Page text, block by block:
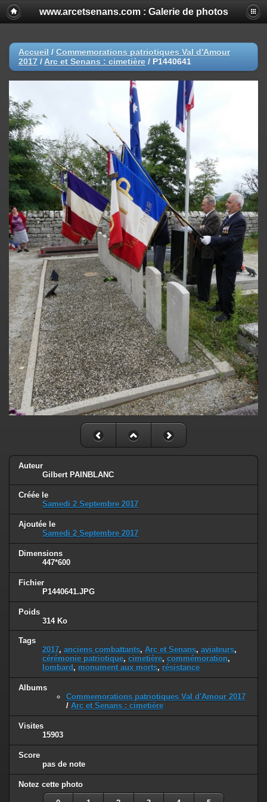
www.arcetsenans.com : Galerie de photos
Accueil / Commemorations patriotiques Val d'Amour
2017 / Arc et Senans : cimetière / P1440641
Auteur
Gilbert PAINBLANC
Créée le
Samedi 2 Septembre 2017
Ajoutée le
Samedi 2 Septembre 2017
Dimensions
447*600
Fichier
P1440641.JPG
Poids
314 Ko
Tags
2017, anciens combattants, Arc et Senans, aviateurs,
cérémonie patriotique, cimetière, commémoration,
lombard , monument aux morts, résistance
Albums
Commemorations patriotiques Val d'Amour 2017
/ Arc et Senans : cimetière
Visites
15903
Score
pas de note
Notez cette photo